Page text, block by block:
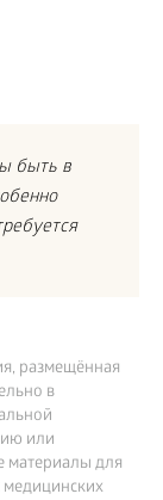
быть в
размещённая
в
или
материалы для